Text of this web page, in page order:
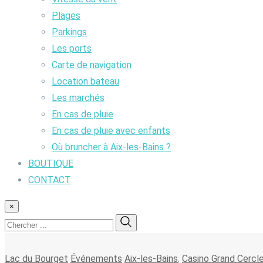
Plages
Parkings
Les ports
Carte de navigation
Location bateau
Les marchés
En cas de pluie
En cas de pluie avec enfants
Où bruncher à Aix-les-Bains ?
BOUTIQUE
CONTACT
×
Lac du Bourget Événements Aix-les-Bains, Casino Grand Cercle